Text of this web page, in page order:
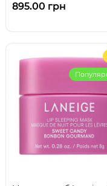
895.00 грн